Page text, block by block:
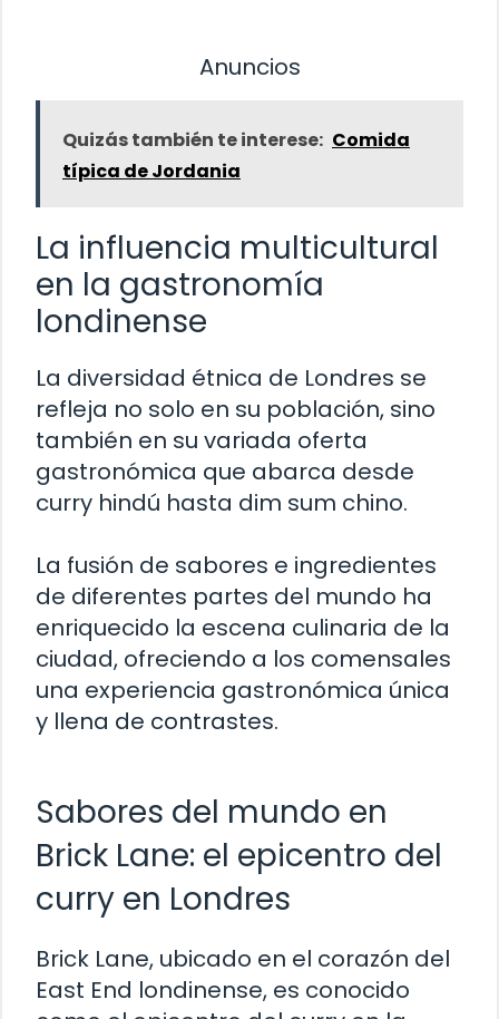
Anuncios
Quizás también te interese: Comida
típica de Jordania
La influencia multicultural
en la gastronomía
londinense
La diversidad étnica de Londres se
refleja no solo en su población, sino
también en su variada oferta
gastronómica que abarca desde
curry hindú hasta dim sum chino.
La fusión de sabores e ingredientes
de diferentes partes del mundo ha
enriquecido la escena culinaria de la
ciudad, ofreciendo a los comensales
una experiencia gastronómica única
y llena de contrastes.
Sabores del mundo en
Brick Lane: el epicentro del
curry en Londres
Brick Lane, ubicado en el corazón del
East End londinense, es conocido